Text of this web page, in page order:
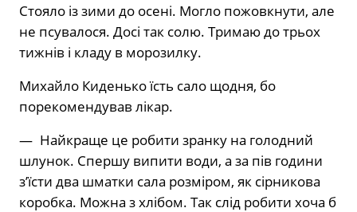
Стояло із зими до осені. Могло пожовкнути, але
не псувалося. Досі так солю. Тримаю до трьох
тижнів і кладу в морозилку.
Михайло Киденько їсть сало щодня, бо
порекомендував лікар.
— Найкраще це робити зранку на голодний
шлунок. Спершу випити води, а за пів години
з’їсти два шматки сала розміром, як сірникова
коробка. Можна з хлібом. Так слід робити хоча б